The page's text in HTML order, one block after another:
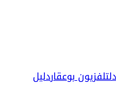
تلفزيون بوعقاردليل